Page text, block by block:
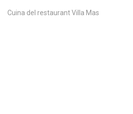
Cuina del restaurant Villa Mas